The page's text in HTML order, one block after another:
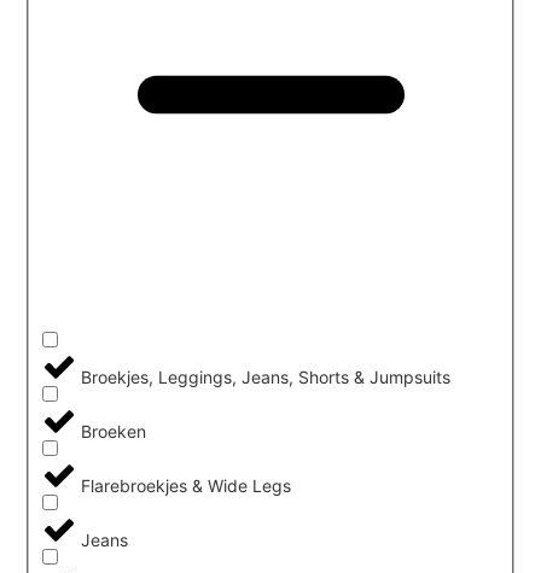
Broekjes, Leggings, Jeans, Shorts & Jumpsuits
Broeken
Flarebroekjes & Wide Legs
Jeans